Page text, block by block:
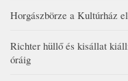
Horgászbörze a Kultúrház
Richter hüllő és kisállat
óráig